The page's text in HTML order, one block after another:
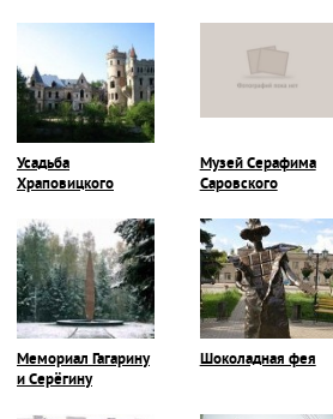
Усадьба
Храповицкого
Музей Серафима
Саровского
Мемориал Гагарину
и Серёгину
Шоколадная фея